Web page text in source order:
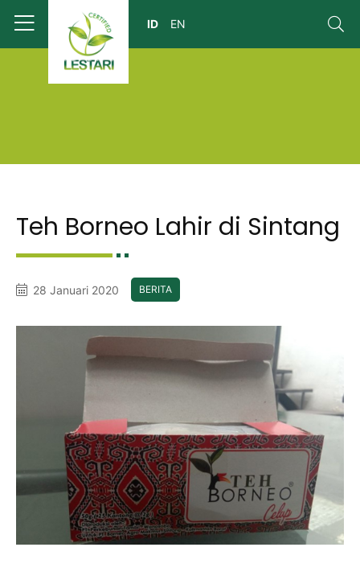
Teh Borneo Lahir di Sintang
28 Januari 2020 BERITA